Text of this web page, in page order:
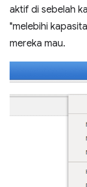
aktif di sebelah
"melebihi
mereka mau.